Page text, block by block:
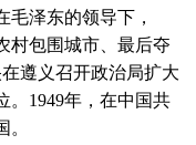
毛泽东的领导下，
村包围城市、最后夺
遵义召开政治局扩大
。1949年，在中国共